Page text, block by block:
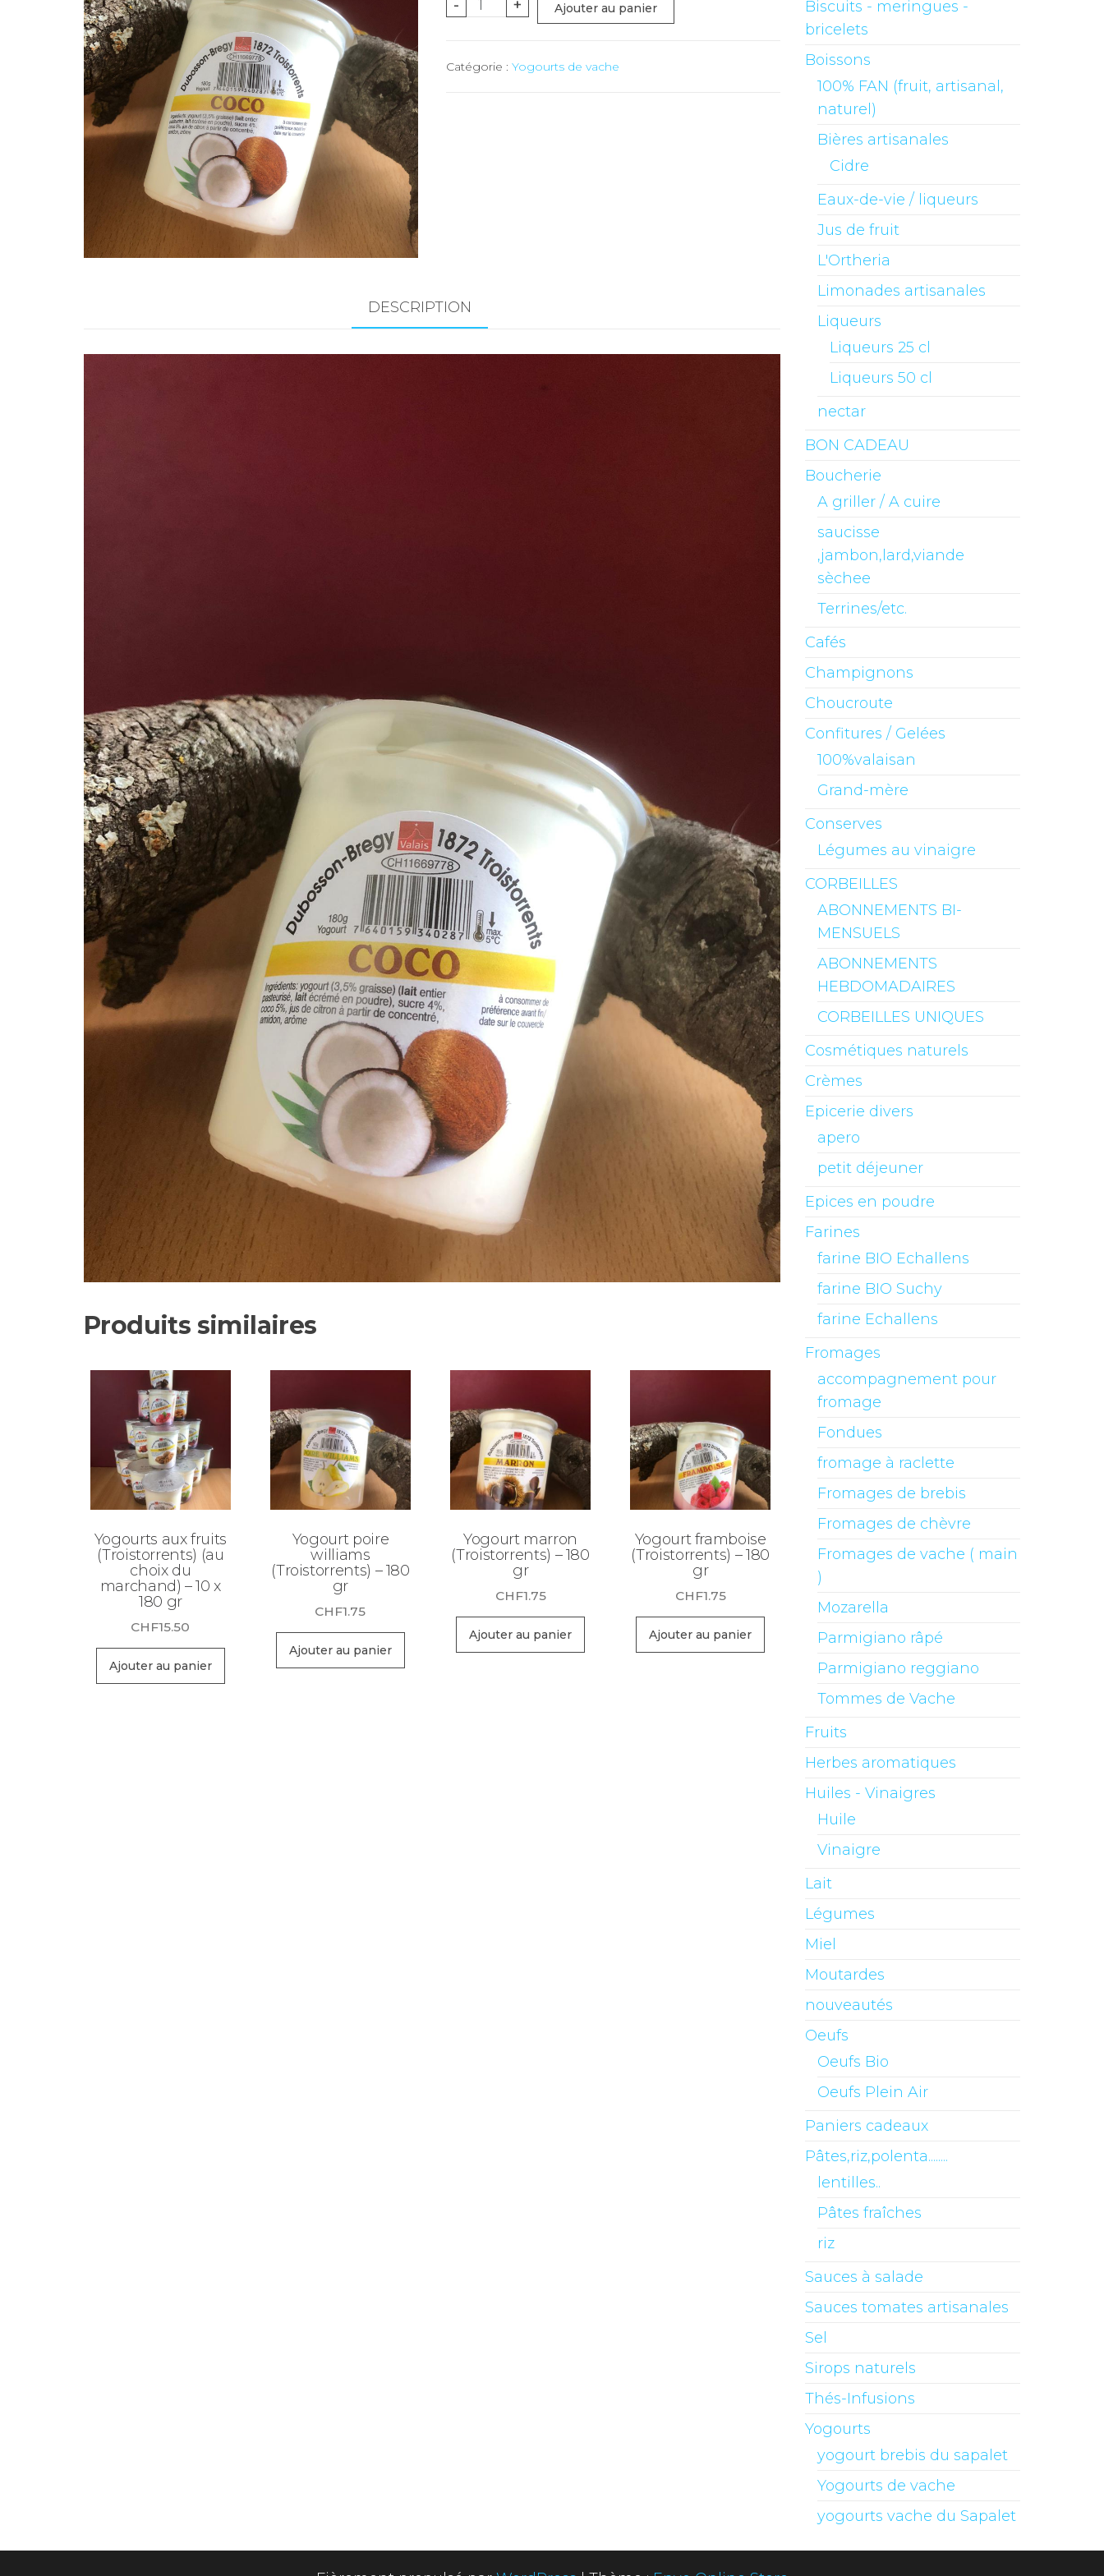
-
coco
+ Ajouter au panier
Catégorie : Yogourts de vache
DESCRIPTION
Produits similaires
Yogourts aux fruits
(Troistorrents) (au
choix du
marchand) – 10 x
180 gr
CHF15.50
Ajouter au panier
Yogourt poire
williams
(Troistorrents) – 180
gr
CHF1.75
Ajouter au panier
Yogourt marron
(Troistorrents) – 180
gr
CHF1.75
Ajouter au panier
Yogourt framboise
(Troistorrents) – 180
gr
CHF1.75
Ajouter au panier
Biscuits - meringues -
bricelets
Boissons
100% FAN (fruit, artisanal,
naturel)
Bières artisanales
Cidre
Eaux-de-vie / liqueurs
Jus de fruit
L'Ortheria
Limonades artisanales
Liqueurs
Liqueurs 25 cl
Liqueurs 50 cl
nectar
BON CADEAU
Boucherie
A griller / A cuire
saucisse
,jambon,lard,viande
sèchee
Terrines/etc.
Cafés
Champignons
Choucroute
Confitures / Gelées
100%valaisan
Grand-mère
Conserves
Légumes au vinaigre
CORBEILLES
ABONNEMENTS BI-
MENSUELS
ABONNEMENTS
HEBDOMADAIRES
CORBEILLES UNIQUES
Cosmétiques naturels
Crèmes
Epicerie divers
apero
petit déjeuner
Epices en poudre
Farines
farine BIO Echallens
farine BIO Suchy
farine Echallens
Fromages
accompagnement pour
fromage
Fondues
fromage à raclette
Fromages de brebis
Fromages de chèvre
Fromages de vache ( main
)
Mozarella
Parmigiano râpé
Parmigiano reggiano
Tommes de Vache
Fruits
Herbes aromatiques
Huiles - Vinaigres
Huile
Vinaigre
Lait
Légumes
Miel
Moutardes
nouveautés
Oeufs
Oeufs Bio
Oeufs Plein Air
Paniers cadeaux
Pâtes,riz,polenta........
lentilles..
Pâtes fraîches
riz
Sauces à salade
Sauces tomates artisanales
Sel
Sirops naturels
Thés-Infusions
Yogourts
yogourt brebis du sapalet
Yogourts de vache
yogourts vache du Sapalet